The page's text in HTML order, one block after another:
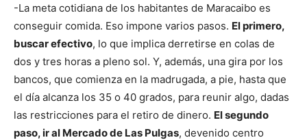
-La meta cotidiana de los habitantes de Maracaibo es
conseguir comida. Eso impone varios pasos. El primero,
buscar efectivo, lo que implica derretirse en colas de
dos y tres horas a pleno sol. Y, además, una gira por los
bancos, que comienza en la madrugada, a pie, hasta que
el día alcanza los 35 o 40 grados, para reunir algo, dadas
las restricciones para el retiro de dinero. El segundo
paso, ir al Mercado de Las Pulgas, devenido centro